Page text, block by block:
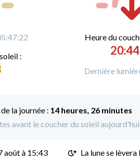
:
Heure duc
Dernière
la journée : 14 heures, 26 minutes
avant le coucher du soleil aujourd'hui
août à 15:43 La lune se